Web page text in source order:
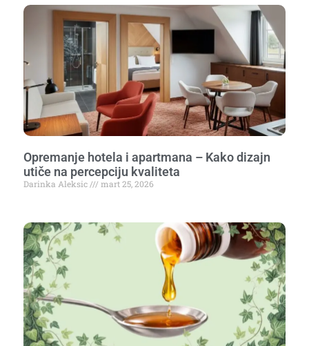
Opremanje hotela i apartmana – Kako dizajn
utiče na percepciju kvaliteta
Darinka Aleksic mart 25, 2026